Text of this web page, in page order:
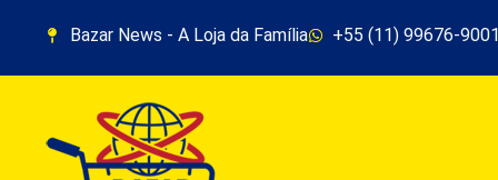
Bazar News - A Loja da Família +55 (11) 99676-9001